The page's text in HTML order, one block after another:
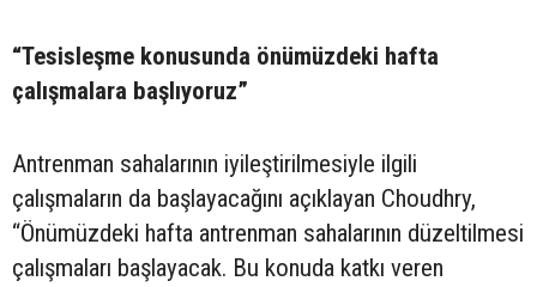
“Tesisleşme konusunda önümüzdeki hafta
çalışmalara başlıyoruz”
Antrenman sahalarının iyileştirilmesiyle ilgili
çalışmaların da başlayacağını açıklayan Choudhry,
“Önümüzdeki hafta antrenman sahalarının düzeltilmesi
çalışmaları başlayacak. Bu konuda katkı veren